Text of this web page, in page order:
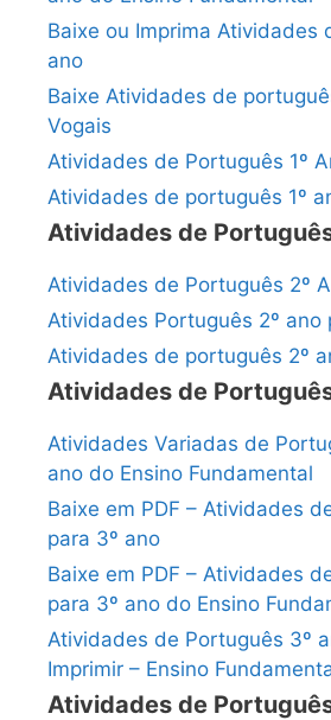
Baixe ou Imprima Atividades
ano
Baixe Atividades de
Vogais
Atividades de Português 1º
Atividades de português 1º
Atividades de
Atividades de Português 2º
Atividades Português 2º ano
Atividades de português 2º
Atividades de
Atividades Variadas de
ano do Ensino Fundamental
Baixe em PDF – Atividades
para 3º ano
Baixe em PDF – Atividades
para 3º ano do Ensino
Atividades de Português 3º
Imprimir – Ensino
Atividades de